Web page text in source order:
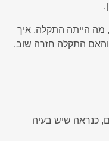
מה הייתה התקלה, איך
התקלה חזרה שוב.
כנראה שיש בעיה